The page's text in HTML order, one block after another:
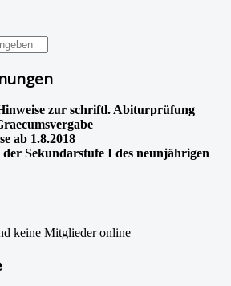
zur schriftl. Abiturprüfung
ab 1.8.2018
Sekundarstufe I des neunjährigen
keine Mitglieder online